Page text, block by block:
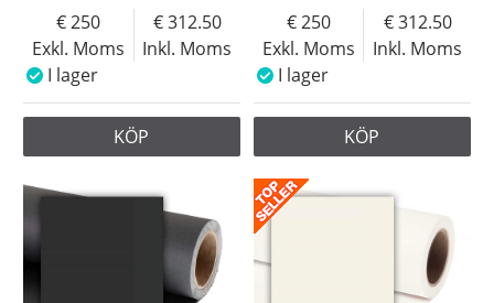
Exkl. Moms
250
Inkl. Moms
312.50
I lager
KÖP
Exkl. Moms
250
Inkl. Moms
312.50
I lager
KÖP